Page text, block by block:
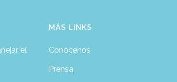
el
MÁS LINKS
Conócenos
Prensa